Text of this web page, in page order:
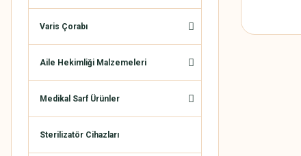
Varis Çorabı
Aile Hekimliği Malzemeleri
Medikal Sarf Ürünler
Sterilizatör Cihazları